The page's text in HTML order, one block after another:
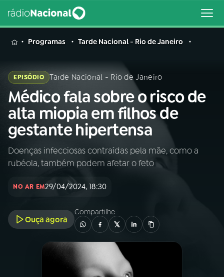
MENU
Buscar
na
Rádio
Nacional
Buscar
AO VIVO
INÍCIO
A RÁDIO
PROGRAMAÇÃO
Programas Tarde Nacional - Rio de Janeiro
EPISÓDIO Tarde Nacional - Rio de Janeiro
Médico fala sobre o risco de
alta miopia em filhos de
gestante hipertensa
Doenças infecciosas contraídas pela mãe, como a
rubéola, também podem afetar o feto
NO AR EM29/04/2024, 18:30
Ouça agora
Compartilhe